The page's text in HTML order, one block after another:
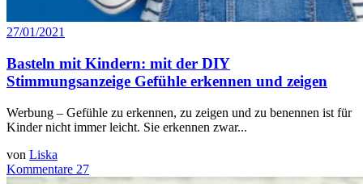
27/01/2021
Basteln mit Kindern: mit der DIY
Stimmungsanzeige Gefühle erkennen und zeigen
Werbung – Gefühle zu erkennen, zu zeigen und zu benennen ist für
Kinder nicht immer leicht. Sie erkennen zwar...
von Liska
Kommentare 27